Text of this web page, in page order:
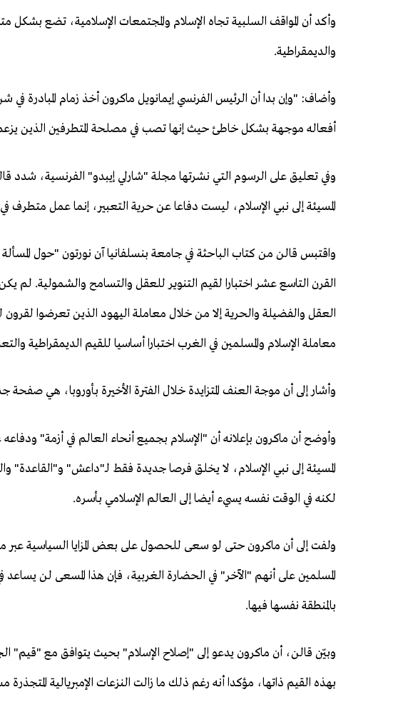
وأكد أن المواقف السلبية تجاه الإسلام والمجتمعات الإسلامية، تضع بشكل
والديمقراطية.
وأضاف: "وإن بدا أن الرئيس الفرنسي إيمانويل ماكرون أخذ زمام المبادرة في
أفعاله موجهة بشكل خاطئ حيث إنها تصب في مصلحة المتطرفين الذين
وفي تعليق على الرسوم التي نشرتها مجلة "شارلي إيبدو" الفرنسية، شدد
المسيئة إلى نبي الإسلام، ليست دفاعا عن حرية التعبير، إنما عمل متطرف
واقتبس قالن من كتاب الباحثة في جامعة بنسلفانيا آن نورتون "حول المسألة
القرن التاسع عشر اختبارا لقيم التنوير للعقل والتسامح والشمولية. لم
العقل والفضيلة والحرية إلا من خلال معاملة اليهود الذين تعرضوا لقرون
معاملة الإسلام والمسلمين في الغرب اختبارا أساسيا للقيم الديمقراطية
وأشار إلى أن موجة العنف المتزايدة خلال الفترة الأخيرة بأوروبا، هي صفحة
وأوضح أن ماكرون بإعلانه أن "الإسلام بجميع أنحاء العالم في أزمة"
المسيئة إلى نبي الإسلام، لا يخلق فرصا جديدة فقط لـ"داعش" و"القاعدة"
لكنه في الوقت نفسه يسيء أيضا إلى العالم الإسلامي بأسره.
ولفت إلى أن ماكرون حتى لو سعى للحصول على بعض المزايا السياسية
المسلمين على أنهم "الآخر" في الحضارة الغربية، فإن هذا المسعى لن
بالمنطقة نفسها فيها.
وبيّن قالن، أن ماكرون يدعو إلى "إصلاح الإسلام" بحيث يتوافق مع "قيم"
بهذه القيم ذاتها، مؤكدا أنه رغم ذلك ما زالت النزعات الإمبريالية المتجذرة